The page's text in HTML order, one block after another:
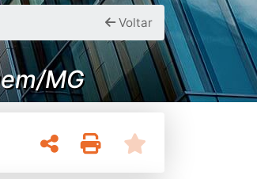
Voltar
MG